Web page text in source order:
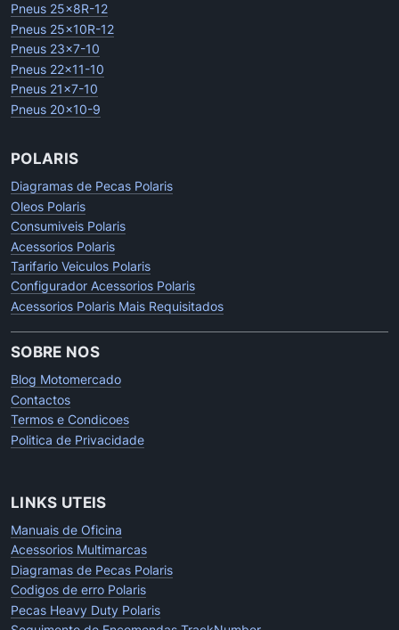
Pneus 25x8R-12
Pneus 25x10R-12
Pneus 23x7-10
Pneus 22x11-10
Pneus 21x7-10
Pneus 20x10-9
POLARIS
Diagramas de Pecas Polaris
Oleos Polaris
Consumiveis Polaris
Acessorios Polaris
Tarifario Veiculos Polaris
Configurador Acessorios Polaris
Acessorios Polaris Mais Requisitados
SOBRE NOS
Blog Motomercado
Contactos
Termos e Condicoes
Politica de Privacidade
LINKS UTEIS
Manuais de Oficina
Acessorios Multimarcas
Diagramas de Pecas Polaris
Codigos de erro Polaris
Pecas Heavy Duty Polaris